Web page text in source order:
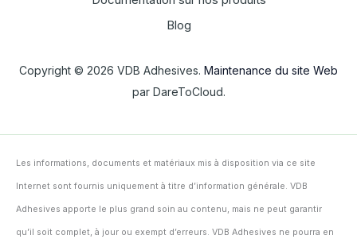
Blog
Copyright © 2026 VDB Adhesives. Maintenance du site Web
par DareToCloud.
Les informations, documents et matériaux mis à disposition via ce site
Internet sont fournis uniquement à titre d’information générale. VDB
Adhesives apporte le plus grand soin au contenu, mais ne peut garantir
qu’il soit complet, à jour ou exempt d’erreurs. VDB Adhesives ne pourra en